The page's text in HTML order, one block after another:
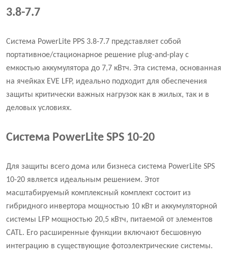
3.8-7.7
Система PowerLite PPS 3.8-7.7 представляет собой
портативное/стационарное решение plug-and-play с
емкостью аккумулятора до 7,7 кВтч. Эта система, основанная
на ячейках EVE LFP, идеально подходит для обеспечения
защиты критически важных нагрузок как в жилых, так и в
деловых условиях.
Система PowerLite SPS 10-20
Для защиты всего дома или бизнеса система PowerLite SPS
10-20 является идеальным решением. Этот
масштабируемый комплексный комплект состоит из
гибридного инвертора мощностью 10 кВт и аккумуляторной
системы LFP мощностью 20,5 кВтч, питаемой от элементов
CATL. Его расширенные функции включают бесшовную
интеграцию в существующие фотоэлектрические системы.